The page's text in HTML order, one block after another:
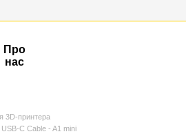
Про
нас
3D-принтера
USB-C Cable - A1 mini